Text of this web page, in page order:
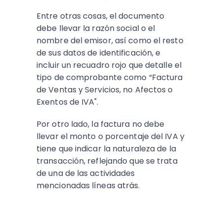
Entre otras cosas, el documento
debe llevar la razón social o el
nombre del emisor, así como el resto
de sus datos de identificación, e
incluir un recuadro rojo que detalle el
tipo de comprobante como “Factura
de Ventas y Servicios, no Afectos o
Exentos de IVA".
Por otro lado, la factura no debe
llevar el monto o porcentaje del IVA y
tiene que indicar la naturaleza de la
transacción, reflejando que se trata
de una de las actividades
mencionadas líneas atrás.